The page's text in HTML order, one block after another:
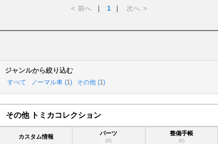
< 前へ ｜ 1 ｜ 次へ >
ジャンルから絞り込む
すべて ノーマル車 (1) その他 (1)
その他 トミカコレクション
カスタム情報 パーツ
(0)
整備手帳
(0)